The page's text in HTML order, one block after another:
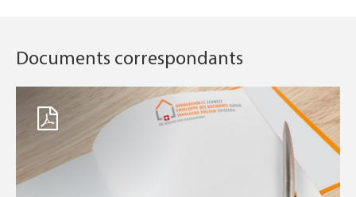
Documents correspondants